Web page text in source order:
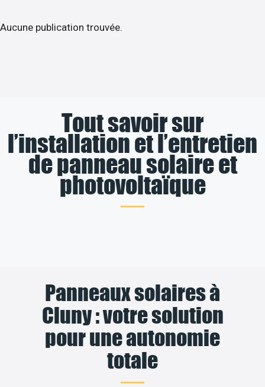
Aucune publication trouvée.
Tout savoir sur
l’installation et l’entretien
de panneau solaire et
photovoltaïque
Panneaux solaires à
Cluny : votre solution
pour une autonomie
totale